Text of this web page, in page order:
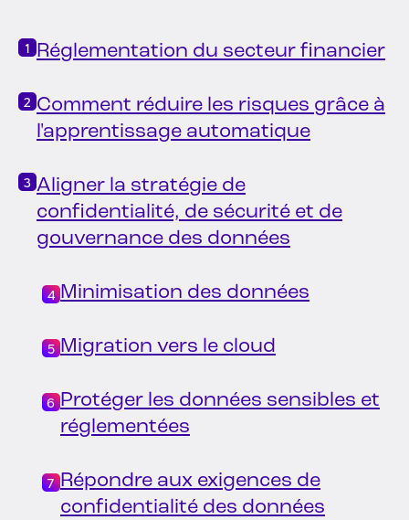
Réglementation du secteur financier
Comment réduire les risques grâce à
l'apprentissage automatique
Aligner la stratégie de
confidentialité, de sécurité et de
gouvernance des données
Minimisation des données
Migration vers le cloud
Protéger les données sensibles et
réglementées
Répondre aux exigences de
confidentialité des données